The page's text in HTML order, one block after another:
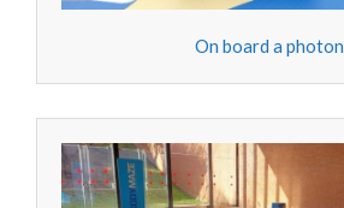
On board a photon